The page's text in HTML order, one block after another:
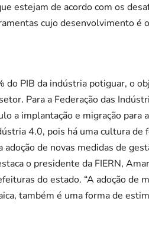
estejam de acordo com os
cujo desenvolvimento é
do PIB da indústria potiguar, o
Para a Federação das
a implantação e migração
4.0, pois há uma cultura
de novas medidas de
o presidente da FIERN,
do estado. “A adoção
também é uma forma de